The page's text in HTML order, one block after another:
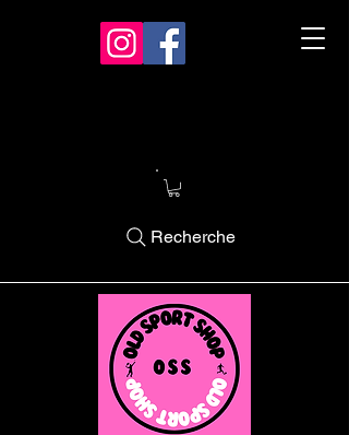
Recherche